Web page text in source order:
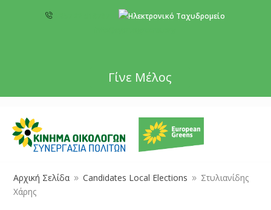
Γίνε Μέλος
Αρχική Σελίδα 9 Candidates Local Elections 9 Στυλιανίδης
Χάρης